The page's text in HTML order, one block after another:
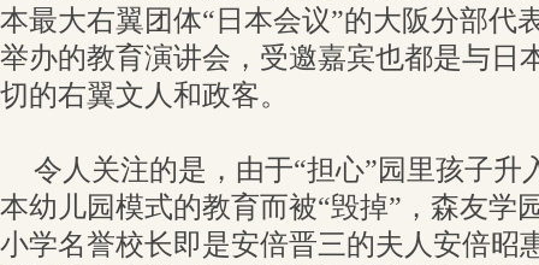
本最大右翼团体“日本会议”的大阪分部代
举办的教育演讲会，受邀嘉宾也都是与日
切的右翼文人和政客。
令人关注的是，由于“担心”园里孩子升
本幼儿园模式的教育而被“毁掉”，森友学
小学名誉校长即是安倍晋三的夫人安倍昭